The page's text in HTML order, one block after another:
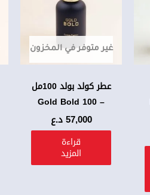
غير متوفر في المخزون
عطر كولد بولد 100مل
– Gold Bold 100
57,000د.ع
قراءة
المزيد